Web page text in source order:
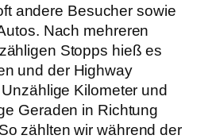
andere Besucher sowie
Nach mehreren
Stopps hieß es
und der Highway
Kilometer und
Geraden in Richtung
zählten wir während der